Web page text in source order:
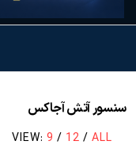
سنسور آتش آجاکس
VIEW: 9 / 12 / ALL